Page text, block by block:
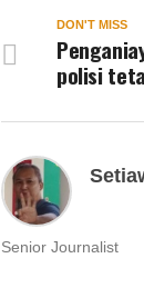
DON'T MISS
polisi
Senior Journalist